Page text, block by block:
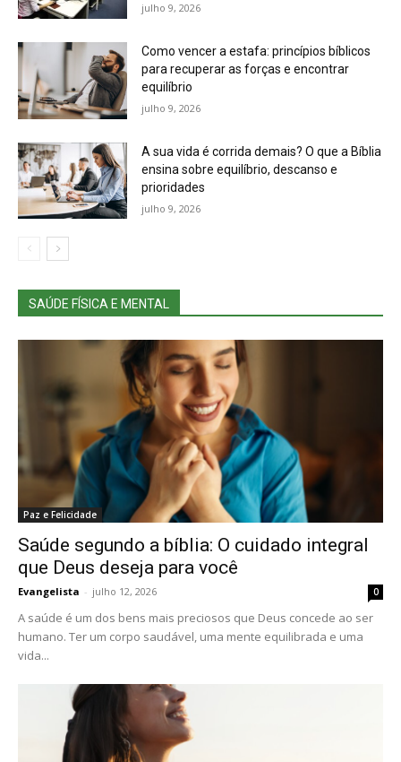
julho 9, 2026
Como vencer a estafa: princípios bíblicos
para recuperar as forças e encontrar
equilíbrio
julho 9, 2026
A sua vida é corrida demais? O que a Bíblia
ensina sobre equilíbrio, descanso e
prioridades
julho 9, 2026
SAÚDE FÍSICA E MENTAL
Paz e Felicidade
Saúde segundo a bíblia: O cuidado integral
que Deus deseja para você
Evangelista - julho 12, 2026 0
A saúde é um dos bens mais preciosos que Deus concede ao ser
humano. Ter um corpo saudável, uma mente equilibrada e uma
vida...